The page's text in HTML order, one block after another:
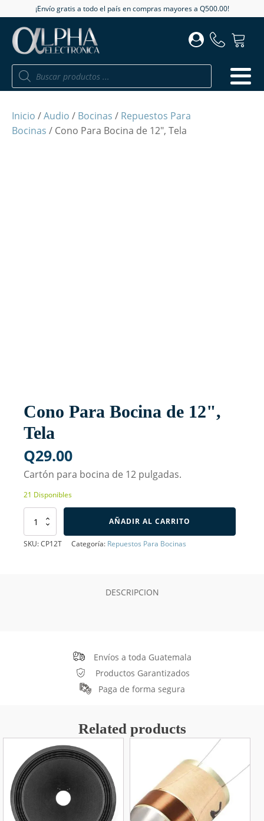
¡Envío gratis a todo el país en compras mayores a Q500.00!
Búsqueda
productos
Inicio /Audio / Bocinas / Repuestos Para
Bocinas / Cono Para Bocina de 12", Tela
Cono Para Bocina de 12",
Tela
Q29.00
Cartón para bocina de 12 pulgadas.
21 Disponibles
Cono
Bocina
AÑADIR AL CARRITO
SKU:CP12T Categoría: Repuestos Para Bocinas
DESCRIPCION
Envíos a toda Guatemala
Productos Garantizados
Paga de forma segura
Related products